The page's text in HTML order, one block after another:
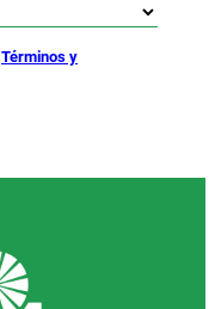
Términos y